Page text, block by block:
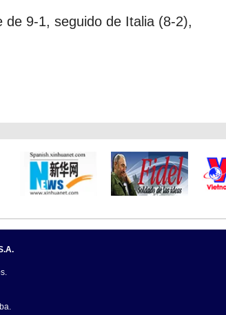
de 9-1, seguido de Italia (8-2),